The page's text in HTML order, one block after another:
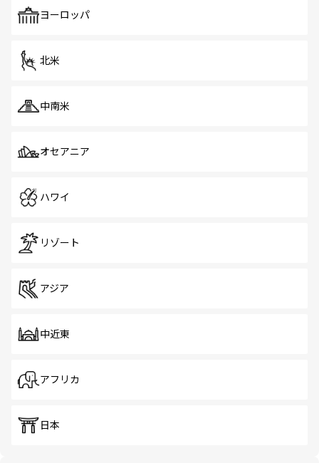
で、ホーカーズは地元の風情を楽しめる外せないスポット
ヨーロッパ
北米
中南米
オセアニア
ハワイ
リゾート
アジア
中近東
アフリカ
日本